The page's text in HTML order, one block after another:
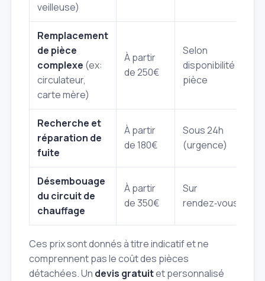
veilleuse)
Remplacement
de pièce
complexe (ex:
circulateur,
carte mère)
À partir
de 250€
Selon
disponibilité
pièce
Recherche et
réparation de
fuite
À partir
de 180€
Sous 24h
(urgence)
Désembouage
du circuit de
chauffage
À partir
de 350€
Sur
rendez‑vous
Ces prix sont donnés à titre indicatif et ne
comprennent pas le coût des pièces
détachées. Un devis gratuitet personnalisé